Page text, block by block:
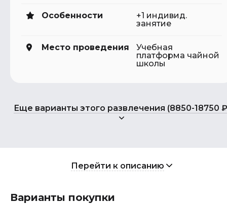
Особенности
+1 индивид.
занятие
Место проведения
Учебная
платформа чайной
школы
Еще варианты этого развлечения (8850-18750
Перейти к описанию
Варианты покупки